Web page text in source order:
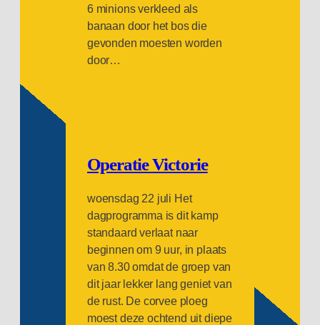
6 minions verkleed als
banaan door het bos die
gevonden moesten worden
door…
Operatie Victorie
woensdag 22 juli Het
dagprogramma is dit kamp
standaard verlaat naar
beginnen om 9 uur, in plaats
van 8.30 omdat de groep van
dit jaar lekker lang geniet van
de rust. De corvee ploeg
moest deze ochtend uit diepe